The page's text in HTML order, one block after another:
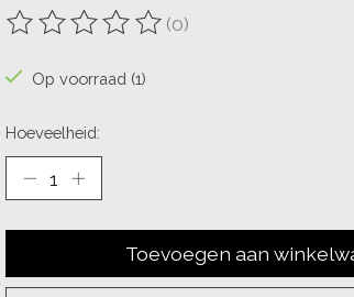
De beoordeling van dit product is
(0)
Op voorraad (1)
Hoeveelheid:
Toevoegen aan